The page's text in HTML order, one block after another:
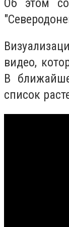
видео,
В
список